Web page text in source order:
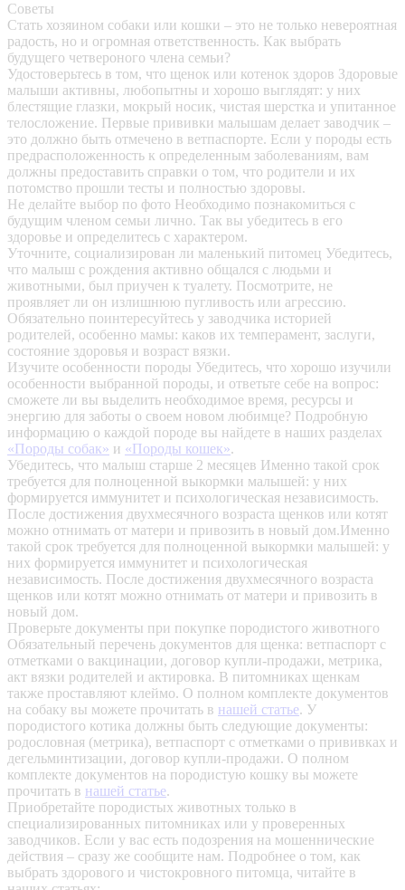
Советы
Стать хозяином собаки или кошки – это не только невероятная
радость, но и огромная ответственность. Как выбрать
будущего четвероного члена семьи?
Удостоверьтесь в том, что щенок или котенок здоров Здоровые
малыши активны, любопытны и хорошо выглядят: у них
блестящие глазки, мокрый носик, чистая шерстка и упитанное
телосложение. Первые прививки малышам делает заводчик –
это должно быть отмечено в ветпаспорте. Если у породы есть
предрасположенность к определенным заболеваниям, вам
должны предоставить справки о том, что родители и их
потомство прошли тесты и полностью здоровы.
Не делайте выбор по фото Необходимо познакомиться с
будущим членом семьи лично. Так вы убедитесь в его
здоровье и определитесь с характером.
Уточните, социализирован ли маленький питомец Убедитесь,
что малыш с рождения активно общался с людьми и
животными, был приучен к туалету. Посмотрите, не
проявляет ли он излишнюю пугливость или агрессию.
Обязательно поинтересуйтесь у заводчика историей
родителей, особенно мамы: каков их темперамент, заслуги,
состояние здоровья и возраст вязки.
Изучите особенности породы Убедитесь, что хорошо изучили
особенности выбранной породы, и ответьте себе на вопрос:
сможете ли вы выделить необходимое время, ресурсы и
энергию для заботы о своем новом любимце? Подробную
информацию о каждой породе вы найдете в наших разделах
«Породы собак» и «Породы кошек».
Убедитесь, что малыш старше 2 месяцев Именно такой срок
требуется для полноценной выкормки малышей: у них
формируется иммунитет и психологическая независимость.
После достижения двухмесячного возраста щенков или котят
можно отнимать от матери и привозить в новый дом.Именно
такой срок требуется для полноценной выкормки малышей: у
них формируется иммунитет и психологическая
независимость. После достижения двухмесячного возраста
щенков или котят можно отнимать от матери и привозить в
новый дом.
Проверьте документы при покупке породистого животного
Обязательный перечень документов для щенка: ветпаспорт с
отметками о вакцинации, договор купли-продажи, метрика,
акт вязки родителей и актировка. В питомниках щенкам
также проставляют клеймо. О полном комплекте документов
на собаку вы можете прочитать в нашей статье. У
породистого котика должны быть следующие документы:
родословная (метрика), ветпаспорт с отметками о прививках и
дегельминтизации, договор купли-продажи. О полном
комплекте документов на породистую кошку вы можете
прочитать в нашей статье.
Приобретайте породистых животных только в
специализированных питомниках или у проверенных
заводчиков. Если у вас есть подозрения на мошеннические
действия – сразу же сообщите нам. Подробнее о том, как
выбрать здорового и чистокровного питомца, читайте в